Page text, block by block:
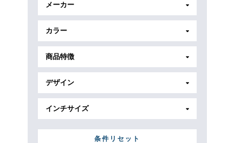
メーカー
カラー
商品特徴
デザイン
インチサイズ
条件リセット